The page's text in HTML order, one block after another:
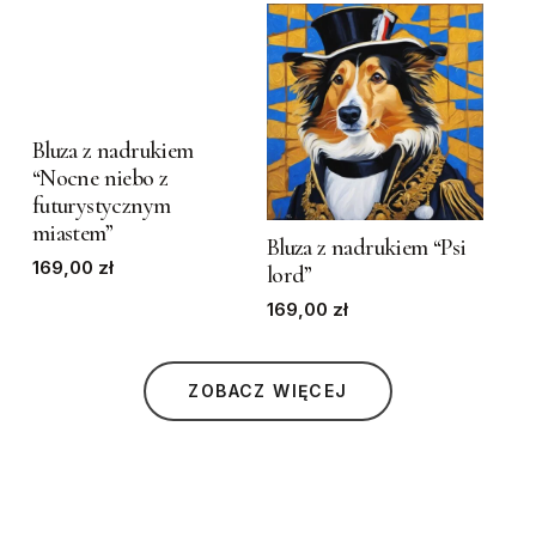
the
product
page
may
be
chosen
on
the
product
page
has
multiple
variants.
The
options
Bluza z nadrukiem
“Nocne niebo z
futurystycznym
miastem”
169,00 zł
This
product
has
multiple
variants.
Bluza z nadrukiem “Psi
lord”
169,00 zł
ZOBACZ WIĘCEJ